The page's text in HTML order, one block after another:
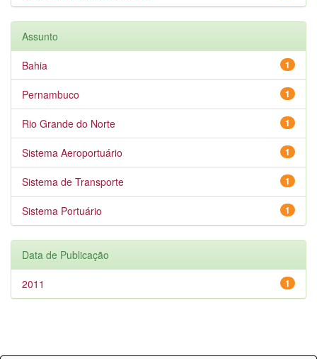
Assunto
1
Bahia
1
Pernambuco
1
Rio Grande do Norte
1
Sistema Aeroportuário
1
Sistema de Transporte
1
Sistema Portuário
Data de Publicação
1
2011